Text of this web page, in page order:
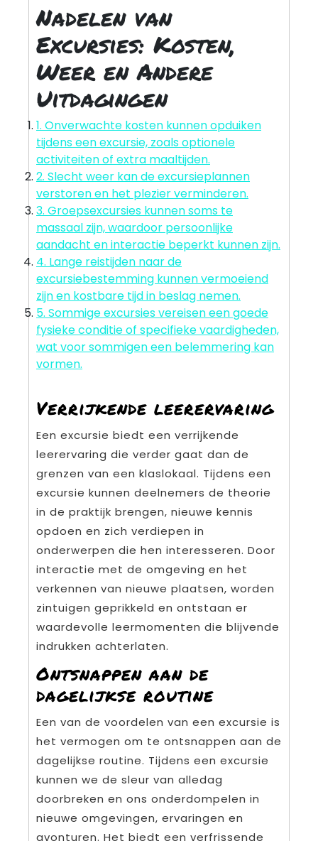
Nadelen van
Excursies: Kosten,
Weer en Andere
Uitdagingen
1. Onverwachte kosten kunnen opduiken
tijdens een excursie, zoals optionele
activiteiten of extra maaltijden.
2. Slecht weer kan de excursieplannen
verstoren en het plezier verminderen.
3. Groepsexcursies kunnen soms te
massaal zijn, waardoor persoonlijke
aandacht en interactie beperkt kunnen zijn.
4. Lange reistijden naar de
excursiebestemming kunnen vermoeiend
zijn en kostbare tijd in beslag nemen.
5. Sommige excursies vereisen een goede
fysieke conditie of specifieke vaardigheden,
wat voor sommigen een belemmering kan
vormen.
Verrijkende leerervaring
Een excursie biedt een verrijkende
leerervaring die verder gaat dan de
grenzen van een klaslokaal. Tijdens een
excursie kunnen deelnemers de theorie
in de praktijk brengen, nieuwe kennis
opdoen en zich verdiepen in
onderwerpen die hen interesseren. Door
interactie met de omgeving en het
verkennen van nieuwe plaatsen, worden
zintuigen geprikkeld en ontstaan er
waardevolle leermomenten die blijvende
indrukken achterlaten.
Ontsnappen aan de
dagelijkse routine
Een van de voordelen van een excursie is
het vermogen om te ontsnappen aan de
dagelijkse routine. Tijdens een excursie
kunnen we de sleur van alledag
doorbreken en ons onderdompelen in
nieuwe omgevingen, ervaringen en
avonturen. Het biedt een verfrissende